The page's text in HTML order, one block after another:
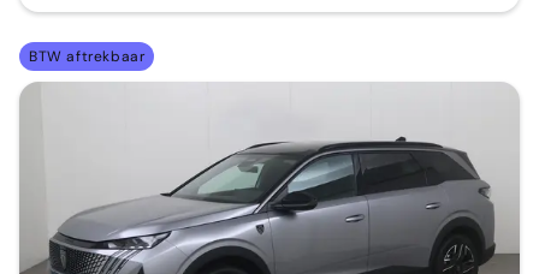
BTW aftrekbaar